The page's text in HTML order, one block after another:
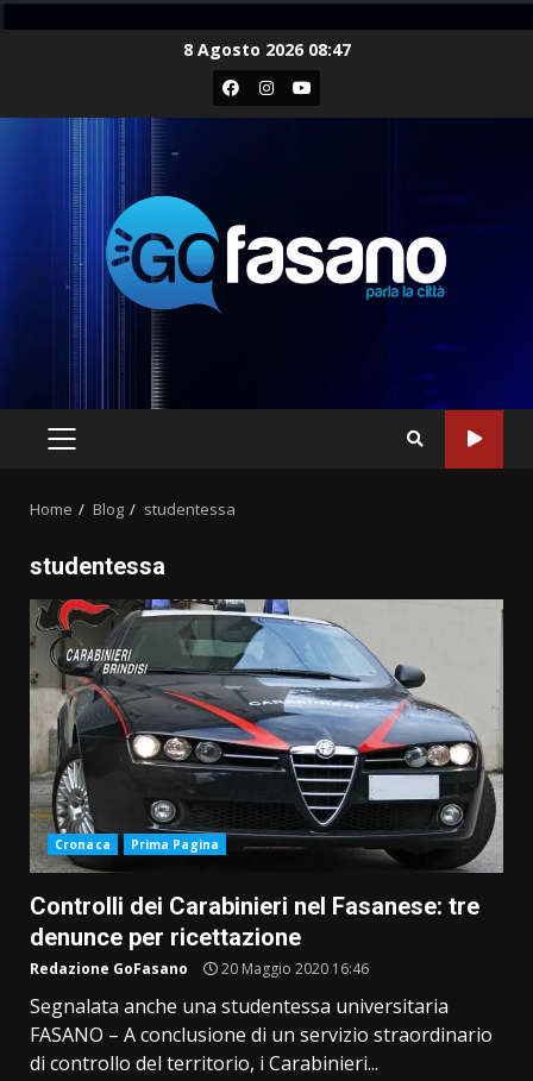
8 Agosto 2026 08:47
Facebook
Instagram
Youtube
PRIMARY
Home Blog studentessa
studentessa
Cronaca Prima Pagina
Controlli dei Carabinieri nel Fasanese: tre
denunce per ricettazione
Redazione GoFasano 20 Maggio 2020 16:46
Segnalata anche una studentessa universitaria
FASANO – A conclusione di un servizio straordinario
di controllo del territorio, i Carabinieri...